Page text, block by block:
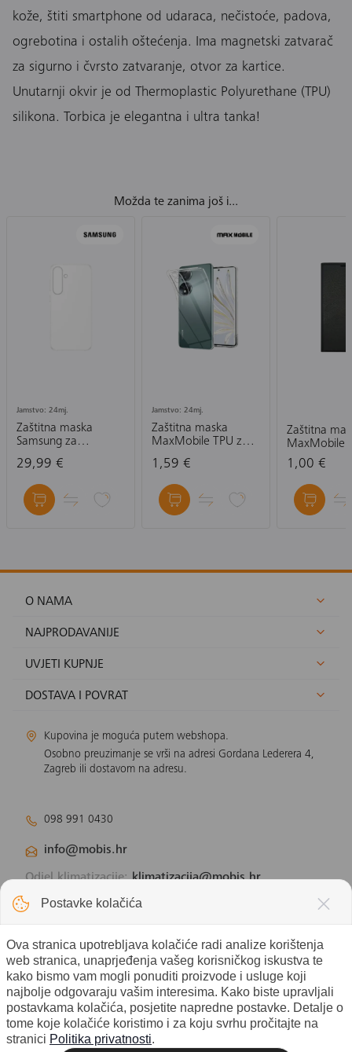
kože, štiti smartphone od udaraca, nečistoće, padova,
ogrebotina i ostalih oštećenja. Ima magnetski zatvarač
za sigurno i čvrsto zatvaranje, otvor za kartice.
Unutarnji okvir je od Thermoplastic Polyurethane (TPU)
silikona. Torbica je elegantna i ultra tanka!
Možda te zanima još i...
Jamstvo: 24mj.
Zaštitna maska
Samsung za
FE, prozirna
29,99 €
Jamstvo: 24mj.
Zaštitna maska
MaxMobile TPU za
prozirna
1,59 €
Zaštitna
MaxMobile
Xiaomi
14 5G Slim,
1,00 €
O NAMA
NAJPRODAVANIJE
UVJETI KUPNJE
DOSTAVA I POVRAT
Kupovina je moguća putem webshopa.
Osobno preuzimanje se vrši na adresi Gordana Lederera 4,
Zagreb ili dostavom na adresu.
098 991 0430
info@mobis.hr
Odjel klimatizacije:klimatizacija@mobis.hr
Odjel solarnih panela:
Postavke kolačića
Ova stranica upotrebljava kolačiće radi analize korištenja
web stranica, unaprjeđenja vašeg korisničkog iskustva te
kako bismo vam mogli ponuditi proizvode i usluge koji
najbolje odgovaraju vašim interesima. Kako biste upravljali
postavkama kolačića, posjetite napredne postavke. Detalje o
tome koje kolačiće koristimo i za koju svrhu pročitajte na
stranici Politika privatnosti.